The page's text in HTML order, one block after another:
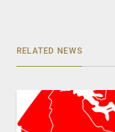
RELATED NEWS